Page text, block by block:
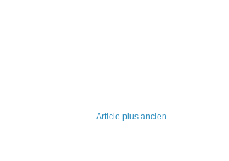
Article plus ancien